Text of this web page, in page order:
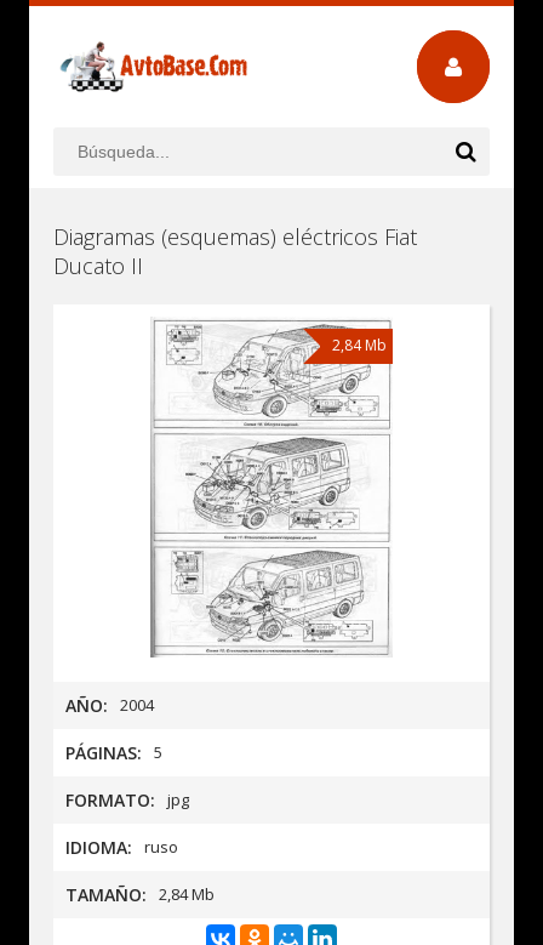
Diagramas (esquemas) eléctricos Fiat
Ducato II
2,84 Mb
AÑO: 2004
PÁGINAS: 5
FORMATO: jpg
IDIOMA: ruso
TAMAÑO: 2,84 Mb